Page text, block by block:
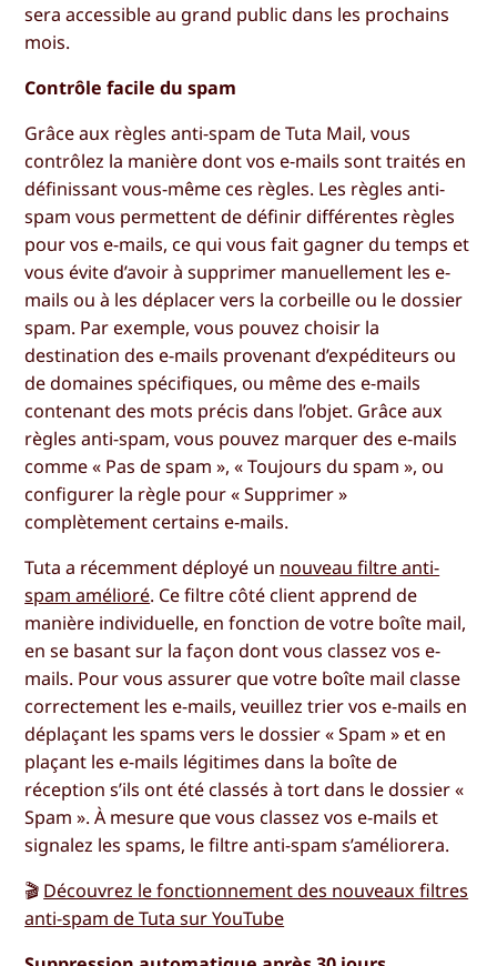
sera accessible au grand public dans les prochains
mois.
Contrôle facile du spam
Grâce aux règles anti-spam de Tuta Mail, vous
contrôlez la manière dont vos e-mails sont traités en
définissant vous-même ces règles. Les règles anti-
spam vous permettent de définir différentes règles
pour vos e-mails, ce qui vous fait gagner du temps et
vous évite d’avoir à supprimer manuellement les e-
mails ou à les déplacer vers la corbeille ou le dossier
spam. Par exemple, vous pouvez choisir la
destination des e-mails provenant d’expéditeurs ou
de domaines spécifiques, ou même des e-mails
contenant des mots précis dans l’objet. Grâce aux
règles anti-spam, vous pouvez marquer des e-mails
comme « Pas de spam », « Toujours du spam », ou
configurer la règle pour « Supprimer »
complètement certains e-mails.
Tuta a récemment déployé un nouveau filtre anti-
spam amélioré. Ce filtre côté client apprend de
manière individuelle, en fonction de votre boîte mail,
en se basant sur la façon dont vous classez vos e-
mails. Pour vous assurer que votre boîte mail classe
correctement les e-mails, veuillez trier vos e-mails en
déplaçant les spams vers le dossier « Spam » et en
plaçant les e-mails légitimes dans la boîte de
réception s’ils ont été classés à tort dans le dossier «
Spam ». À mesure que vous classez vos e-mails et
signalez les spams, le filtre anti-spam s’améliorera.
🎬 Découvrez le fonctionnement des nouveaux filtres
anti-spam de Tuta sur YouTube